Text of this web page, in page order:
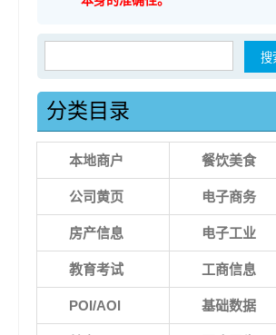
分类目录
本地商户 餐饮美食
公司黄页 电子商务
房产信息 电子工业
教育考试 工商信息
POI/AOI 基础数据